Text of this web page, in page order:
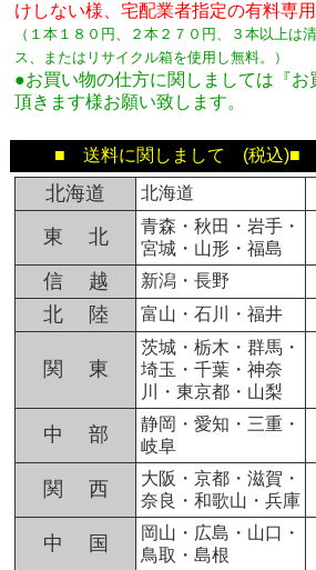
けしない様、宅配業者指定の有料専
（１本１８０円、２本２７０円、３本以上は
ス、またはリサイクル箱を使用し無料。
）
●お買い物の仕方に関しましては『お
頂きます様お願い致します。
■ 送料に関しまして (税込)■
北海道 北海道
東 北
青森・秋田・岩手・
宮城・山形・福島
信 越 新潟・長野
北 陸 富山・石川・福井
関 東
茨城・栃木・群馬・
埼玉・千葉・神奈
川・東京都・山梨
中 部
静岡・愛知・三重・
岐阜
関 西
大阪・京都・滋賀・
奈良・和歌山・兵庫
中 国
岡山・広島・山口・
鳥取・島根